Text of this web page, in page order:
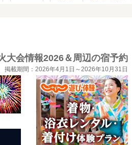
大会情報2026＆周辺の宿予約
掲載期間：2026年4月1日～2026年10月31日